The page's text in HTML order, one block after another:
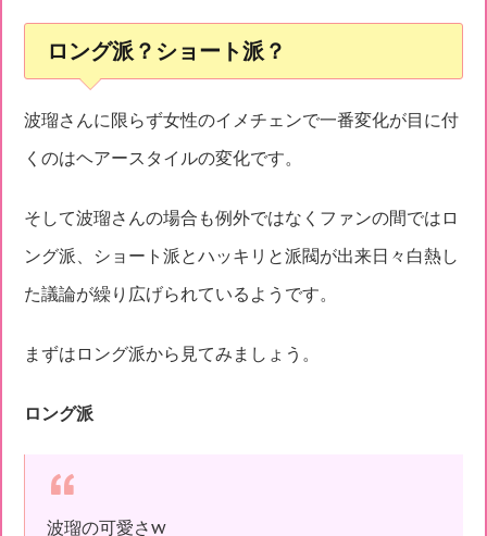
ロング派？ショート派？
波瑠さんに限らず女性のイメチェンで一番変化が目に付
くのはヘアースタイルの変化です。
そして波瑠さんの場合も例外ではなくファンの間ではロ
ング派、ショート派とハッキリと派閥が出来日々白熱し
た議論が繰り広げられているようです。
まずはロング派から見てみましょう。
ロング派
波瑠の可愛さw